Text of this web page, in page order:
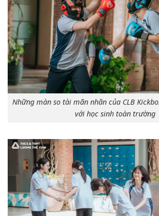
Những màn so tài mãn nhãn của CLB
với học sinh toàn trường